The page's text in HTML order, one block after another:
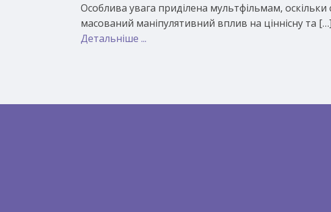
Особлива увага приділена мультфільмам,
масований маніпулятивний вплив на ціннісну та […]
Детальніше ...